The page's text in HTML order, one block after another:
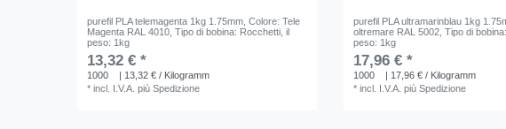
purefil PLA telemagenta 1kg 1.75mm , Colore: Tele
Magenta RAL 4010 , Tipo di bobina: Rocchetti , il
peso: 1kg
13,32 € *
1000
| 13,32 € / Kilogramm
*incl. I.V.A. piùSpedizione
purefil PLA ultramarinblau 1kg
oltremare RAL 5002 , Tipo di
peso: 1kg
17,96 € *
1000
| 17,96 € / Kilogramm
*incl. I.V.A. piùSpedizione